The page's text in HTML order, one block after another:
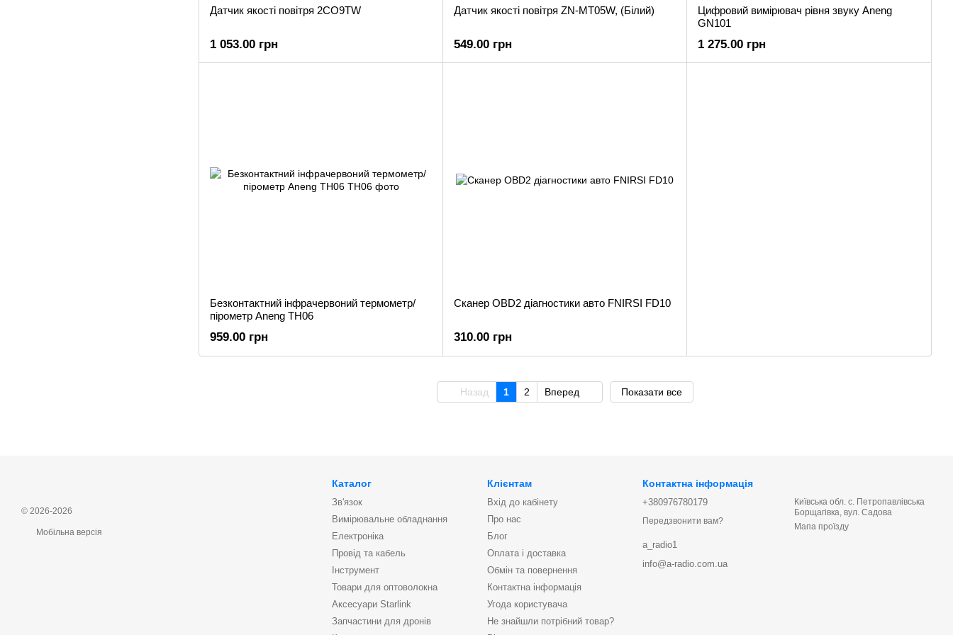
Датчик якості повітря 2CO9TW
1 053.00 грн
Датчик якості повітря ZN-MT05W, (Білий)
549.00 грн
Цифровий вимірювач рівня звуку Aneng
GN101
1 275.00 грн
Безконтактний інфрачервоний термометр/
пірометр Aneng TH06
959.00 грн
Сканер OBD2 діагностики авто FNIRSI FD10
310.00 грн
Назад 1 2 Вперед Показати все
© 2026-2026
Мобільна версія
Каталог
Зв'язок
Вимірювальне обладнання
Електроніка
Провід та кабель
Інструмент
Товари для оптоволокна
Аксесуари Starlink
Запчастини для дронів
Клієнтам
Вхід до кабінету
Про нас
Блог
Оплата і доставка
Обмін та повернення
Контактна інформація
Угода користувача
Не знайшли потрібний товар?
Контактна інформація
+380976780179
Передзвонити вам?
a_radio1
info@a-radio.com.ua
Київська обл. с. Петропавлівська
Борщагівка, вул. Садова
Мапа проїзду